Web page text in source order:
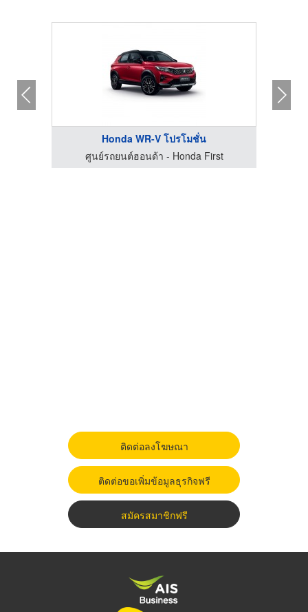
Honda WR-V โปรโมชั่น
ศูนย์รถยนต์ฮอนด้า - Honda First
ติดต่อลงโฆษณา
ติดต่อขอเพิ่มข้อมูลธุรกิจฟรี
สมัครสมาชิกฟรี